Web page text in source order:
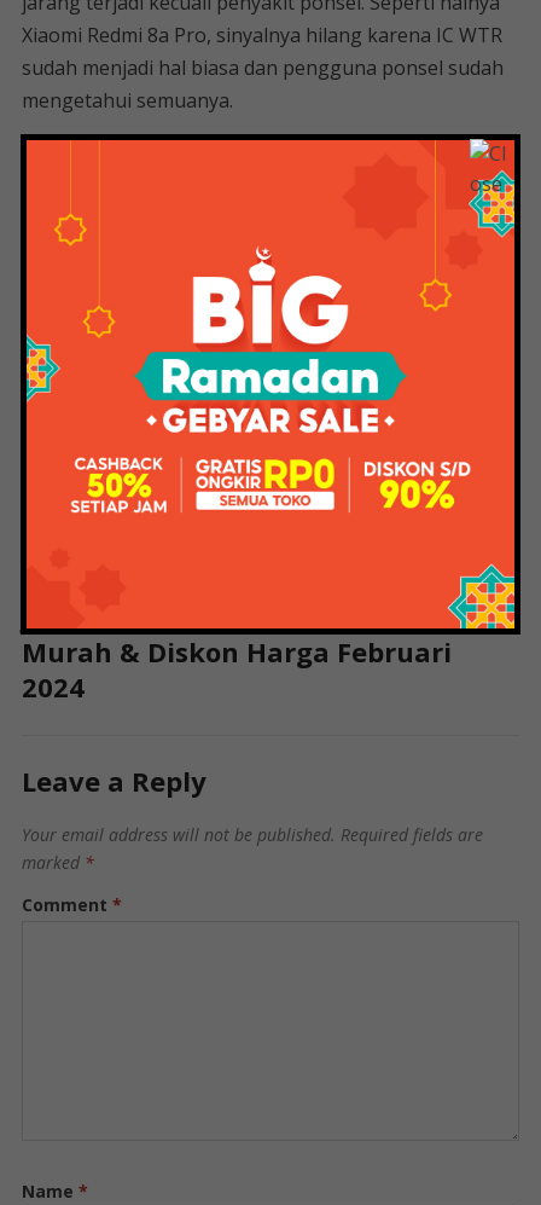
Xiaomi Redmi 8a Pro, sinyalnya hilang karena IC WTR
sudah menjadi hal biasa dan pengguna ponsel sudah
mengetahui semuanya.
Sedangkan jika hp android anda tidak mempunyai
penyakit seperti IC WTR yang bermasalah, jika anda
menggunakannya sampai 5 tahun dan sering
menggunakan mode flight tetap tidak akan ada
masalah dan sinyal tetap tidak hilang.
Misalnya saja jika Anda tidak mempunyai uang, Anda
tidak perlu terburu-buru untuk melayani IC WTR
karena Anda masih bisa menggunakan WiFi. Sekian
dari saya, jika anda mempunyai laptop ROG dan mati
total, anda bisa membaca artikel tentang laptop ROG
mati total dan apakah bisa diperbaiki dengan biaya
Jual Ic Infinix Spesifikasi Original,
Murah & Diskon Harga Februari
2024
Leave a Reply
Your email address will not be published. Required fields are
marked *
Comment *
Name *